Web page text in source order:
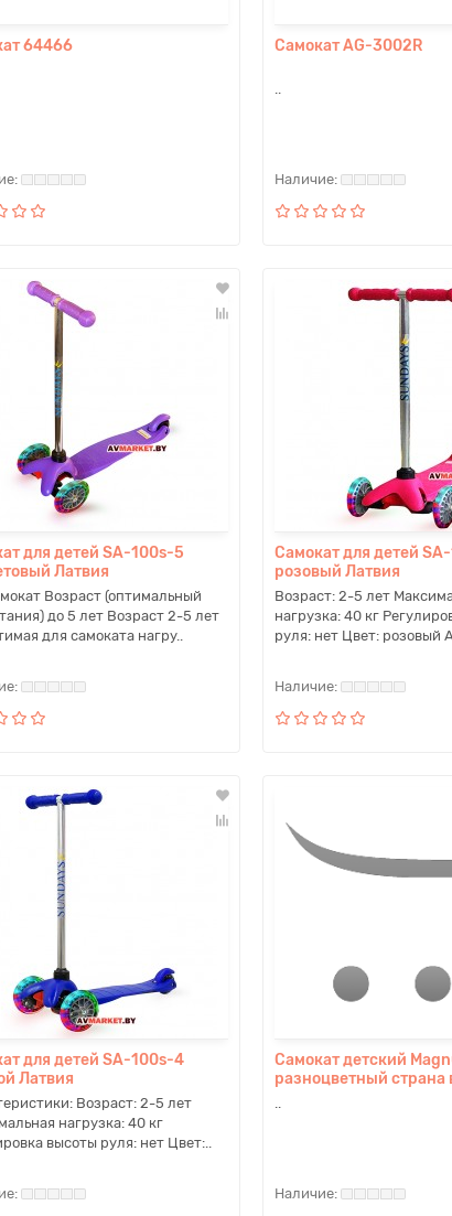
64466 Самокат AG-3002R
..
для детей SA-100s-5
Латвия
Возраст (оптимальный
до 5 лет Возраст 2-5 лет
для самоката нагру..
Самокат для детей
розовый Латвия
Возраст: 2-5 лет
нагрузка: 40 кг
руля: нет Цвет: розовый
для детей SA-100s-4
Латвия
Возраст: 2-5 лет
нагрузка: 40 кг
высоты руля: нет Цвет:..
Самокат детский
разноцветный страна
..